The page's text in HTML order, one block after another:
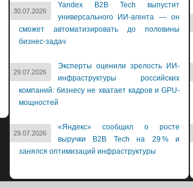
30.07.2026
Yandex B2B Tech выпустит
универсального ИИ-агента — он
сможет автоматизировать до половины
бизнес-задач
29.07.2026
Эксперты оценили зрелость ИИ-
инфраструктуры российских
компаний: бизнесу не хватает кадров и GPU-
мощностей
29.07.2026
«Яндекс» сообщил о росте
выручки B2B Tech на 29 % и
занялся оптимизаций инфраструктуры